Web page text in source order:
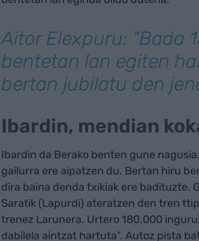
Aitor Elexpuru: "Bada
bentetan lan egiten
bertan jubilatu den
Ibardin, mendian
Ibardin da Berako benten gune
gailurra ere aipatzen du. Bertan hiru
dira baina denda txikiak ere badituzte.
Saratik (Lapurdi) ateratzen den tren
trenez Larunera. Urtero 180.000
dabilela aintzat hartuta”. Autoz pista